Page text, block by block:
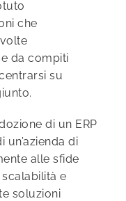
che
da compiti
su
di un ERP
di
alle sfide
e
soluzioni